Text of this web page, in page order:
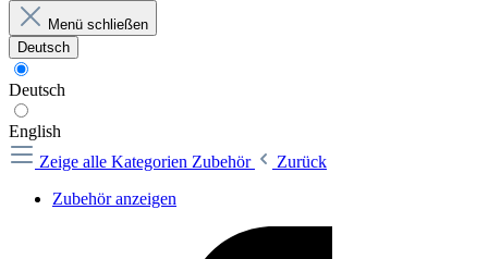
Menü schließen
Deutsch
Deutsch
English
Zeige alle Kategorien Zubehör
Zurück
Zubehör anzeigen